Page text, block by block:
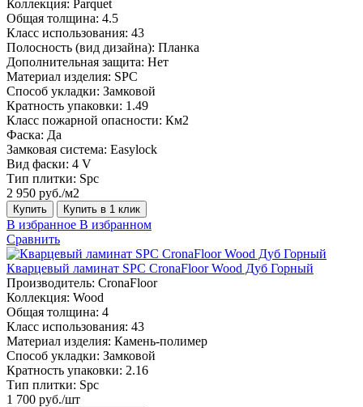
Коллекция: Parquet
Общая толщина: 4.5
Класс использования: 43
Полосность (вид дизайна): Планка
Дополнительная защита: Нет
Материал изделия: SPC
Способ укладки: Замковой
Кратность упаковки: 1.49
Класс пожарной опасности: Км2
Фаска: Да
Замковая система: Easylock
Вид фаски: 4 V
Тип плитки: Spc
2 950 руб./м2
Купить Купить в 1 клик
В избранное В избранном
Сравнить
Кварцевый ламинат SPC CronaFloor Wood Дуб Горный
Производитель: CronaFloor
Коллекция: Wood
Общая толщина: 4
Класс использования: 43
Материал изделия: Камень-полимер
Способ укладки: Замковой
Кратность упаковки: 2.16
Тип плитки: Spc
1 700 руб./шт